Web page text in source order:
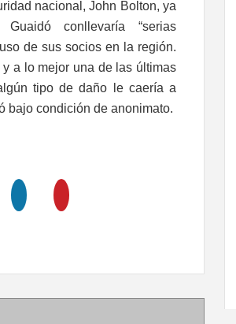
nacional, John Bolton, ya
conllevaría “serias
de sus socios en la región.
a lo mejor una de las últimas
tipo de daño le caería a
bajo condición de anonimato.